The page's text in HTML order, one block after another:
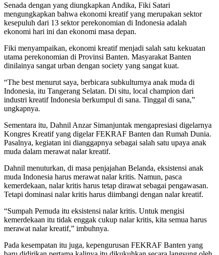
Senada dengan yang diungkapkan Andika, Fiki Satari
mengungkapkan bahwa ekonomi kreatif yang merupakan sektor
kesepuluh dari 13 sektor perekonomian di Indonesia adalah
ekonomi hari ini dan ekonomi masa depan.
Fiki menyampaikan, ekonomi kreatif menjadi salah satu kekuatan
utama perekonomian di Provinsi Banten. Masyarakat Banten
dinilainya sangat urban dengan society yang sangat kuat.
“The best menurut saya, berbicara subkulturnya anak muda di
Indonesia, itu Tangerang Selatan. Di situ, local champion dari
industri kreatif Indonesia berkumpul di sana. Tinggal di sana,”
ungkapnya.
Sementara itu, Dahnil Anzar Simanjuntak mengapresiasi digelarnya
Kongres Kreatif yang digelar FEKRAF Banten dan Rumah Dunia.
Pasalnya, kegiatan ini dianggapnya sebagai salah satu upaya anak
muda dalam merawat nalar kreatif.
Dahnil menuturkan, di masa penjajahan Belanda, eksistensi anak
muda Indonesia harus merawat nalar kritis. Namun, pasca
kemerdekaan, nalar kritis harus tetap dirawat sebagai pengawasan.
Tetapi dominasi nalar kritis harus diimbangi dengan nalar kreatif.
“Sumpah Pemuda itu eksistensi nalar kritis. Untuk mengisi
kemerdekaan itu tidak enggak cukup nalar kritis, kita semua harus
merawat nalar kreatif,” imbuhnya.
Pada kesempatan itu juga, kepengurusan FEKRAF Banten yang